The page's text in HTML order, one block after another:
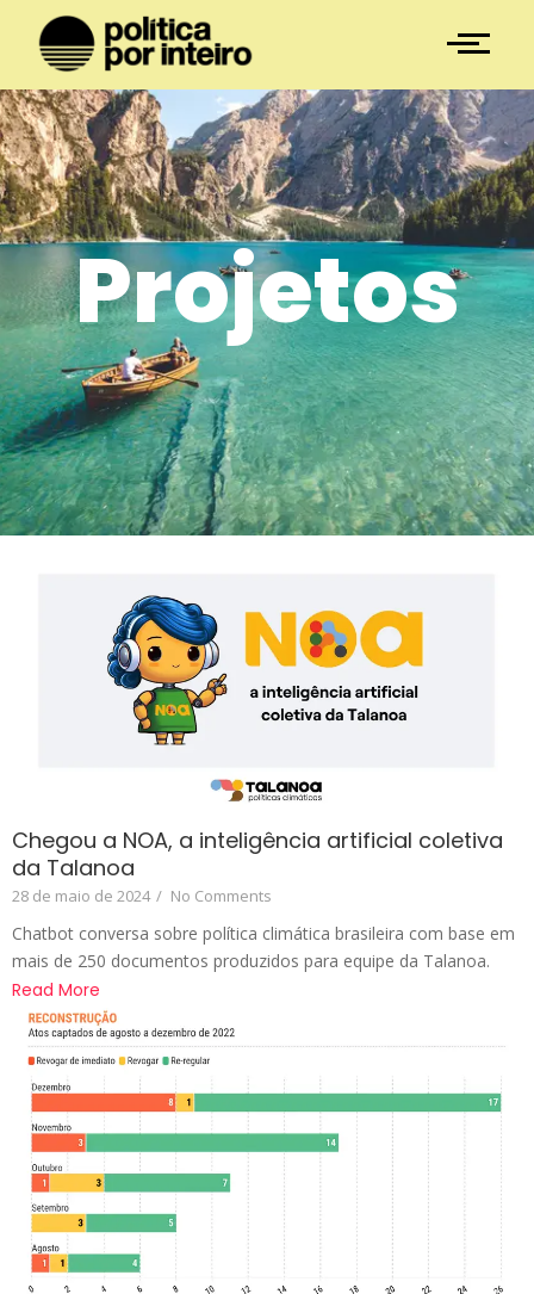
Projetos
Chegou a NOA, a inteligência artificial coletiva
da Talanoa
28 de maio de 2024 / No Comments
Chatbot conversa sobre política climática brasileira com base em
mais de 250 documentos produzidos para equipe da Talanoa.
Read More